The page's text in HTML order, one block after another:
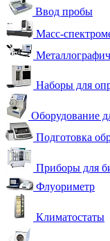
Ввод пробы
Масс-
Наборы для
Оборудование
Подготовка
Приборы для
Флуориметр
Климатостаты